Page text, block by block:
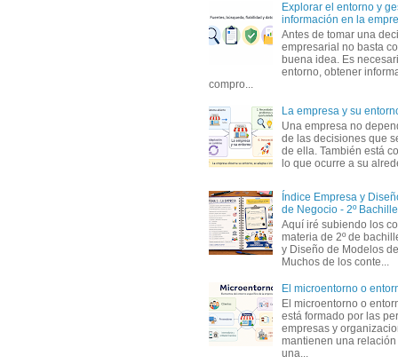
Explorar el entorno y
información en la
Antes de tomar una
empresarial no basta
buena idea. Es
entorno, obtener
compro...
La empresa y su
Una empresa no
de las decisiones que
de ella. También está
lo que ocurre a su
Índice Empresa y
de Negocio - 2º
Aquí iré subiendo los
materia de 2º de
y Diseño de Modelos
Muchos de los conte...
El microentorno o
El microentorno o
está formado por las
empresas y
mantienen una
una...